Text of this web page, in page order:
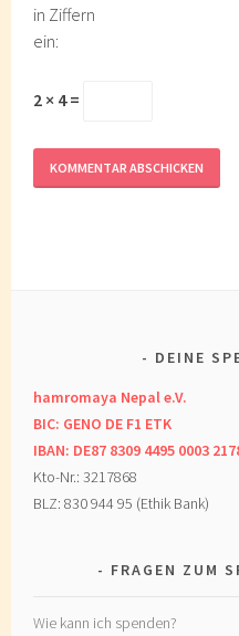
in Ziffern
ein:
2 × 4 =
DEINE
hamromaya Nepal e.V.
BIC: GENO DE F1 ETK
IBAN: DE87 8309 4495 0003
Kto-Nr.: 3217868
BLZ: 830 944 95 (Ethik Bank)
FRAGEN ZUM
Wie kann ich spenden?